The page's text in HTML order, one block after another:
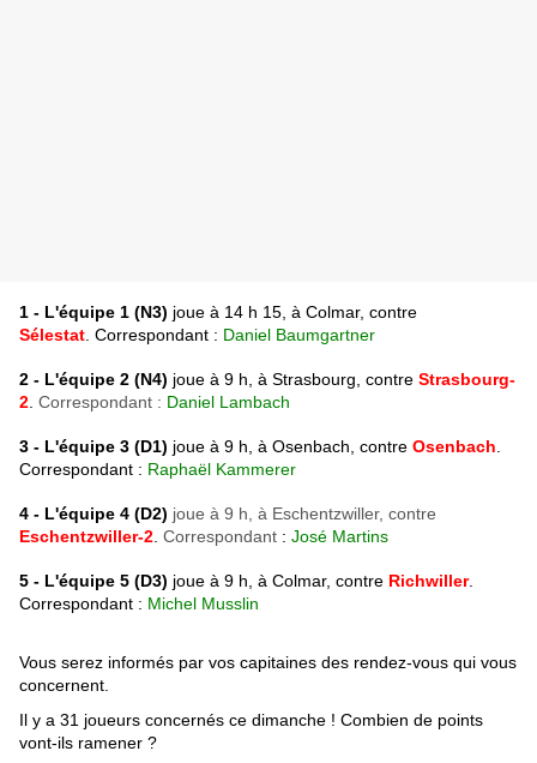
1 - L'équipe 1 (N3) joue à 14 h 15, à Colmar, contre
Sélestat . Correspondant : Daniel Baumgartner
2 - L'équipe 2 (N4) joue à 9 h, à Strasbourg, contre Strasbourg-
2 Correspondant : Daniel Lambach
3 - L'équipe 3 (D1) joue à 9 h, à Osenbach, contre Osenbach
Correspondant : Raphaël Kammerer
4 - L'équipe 4 (D2) joue à 9 h, à Eschentzwiller, contre
Eschentzwiller-2 Correspondant : José Martins
5 - L'équipe 5 (D3) joue à 9 h, à Colmar, contre Richwiller.
Correspondant : Michel Musslin
Vous serez informés par vos capitaines des rendez-vous qui vous
concernent.
Il y a 31 joueurs concernés ce dimanche ! Combien de points
vont-ils ramener ?